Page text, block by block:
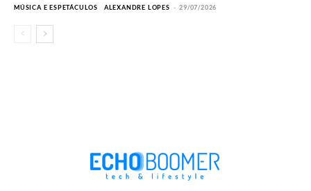
MÚSICA E ESPETÁCULOS ALEXANDRE LOPES - 29/07/2026